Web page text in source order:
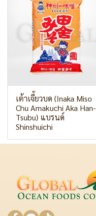
เต้าเจี้ยวบด (Inaka Miso
Chu Amakuchi Aka Han-
Tsubu) แบรนด์
Shinshuichi